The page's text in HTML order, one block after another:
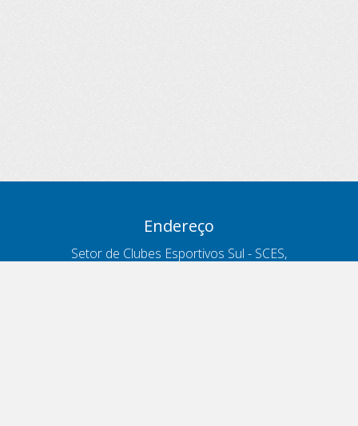
Endereço
Setor de Clubes Esportivos Sul - SCES,